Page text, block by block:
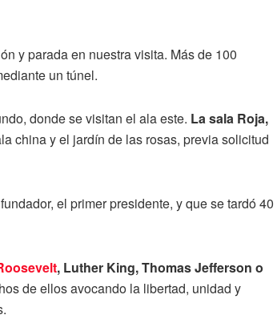
y parada en nuestra visita. Más de 100
un túnel.
donde se visitan el ala este. La sala Roja,
china y el jardín de las rosas, previa solicitud
el primer presidente, y que se tardó 40
, Luther King, Thomas Jefferson o
de ellos avocando la libertad, unidad y